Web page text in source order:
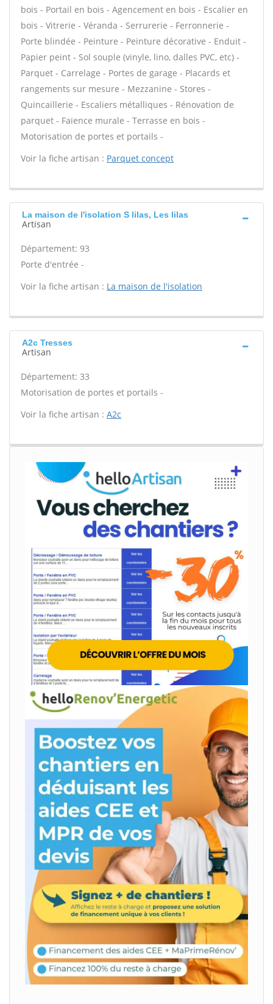
bois - Portail en bois - Agencement en bois - Escalier en
bois - Vitrerie - Véranda - Serrurerie - Ferronnerie -
Porte blindée - Peinture - Peinture décorative - Enduit -
Papier peint - Sol souple (vinyle, lino, dalles PVC, etc) -
Parquet - Carrelage - Portes de garage - Placards et
rangements sur mesure - Mezzanine - Stores -
Quincaillerie - Escaliers métalliques - Rénovation de
parquet - Faïence murale - Terrasse en bois -
Motorisation de portes et portails -
Voir la fiche artisan : Parquet concept
La maison de l'isolation S lilas, Les lilas
Artisan
Département: 93
Porte d'entrée -
Voir la fiche artisan : La maison de l'isolation
A2c Tresses
Artisan
Département: 33
Motorisation de portes et portails -
Voir la fiche artisan : A2c